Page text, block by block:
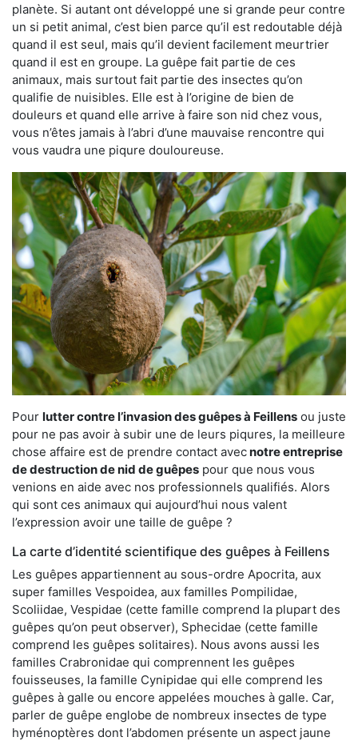
planète. Si autant ont développé une si grande peur contre
un si petit animal, c’est bien parce qu’il est redoutable déjà
quand il est seul, mais qu’il devient facilement meurtrier
quand il est en groupe. La guêpe fait partie de ces
animaux, mais surtout fait partie des insectes qu’on
qualifie de nuisibles. Elle est à l’origine de bien de
douleurs et quand elle arrive à faire son nid chez vous,
vous n’êtes jamais à l’abri d’une mauvaise rencontre qui
vous vaudra une piqure douloureuse.
Pour lutter contre l’invasion des guêpes à Feillens ou juste
pour ne pas avoir à subir une de leurs piqures, la meilleure
chose affaire est de prendre contact avecnotre entreprise
de destruction de nid de guêpes pour que nous vous
venions en aide avec nos professionnels qualifiés. Alors
qui sont ces animaux qui aujourd’hui nous valent
l’expression avoir une taille de guêpe ?
La carte d’identité scientifique des guêpes à Feillens
Les guêpes appartiennent au sous-ordre Apocrita, aux
super familles Vespoidea, aux familles Pompilidae,
Scoliidae, Vespidae (cette famille comprend la plupart des
guêpes qu’on peut observer), Sphecidae (cette famille
comprend les guêpes solitaires). Nous avons aussi les
familles Crabronidae qui comprennent les guêpes
fouisseuses, la famille Cynipidae qui elle comprend les
guêpes à galle ou encore appelées mouches à galle. Car,
parler de guêpe englobe de nombreux insectes de type
hyménoptères dont l’abdomen présente un aspect jaune